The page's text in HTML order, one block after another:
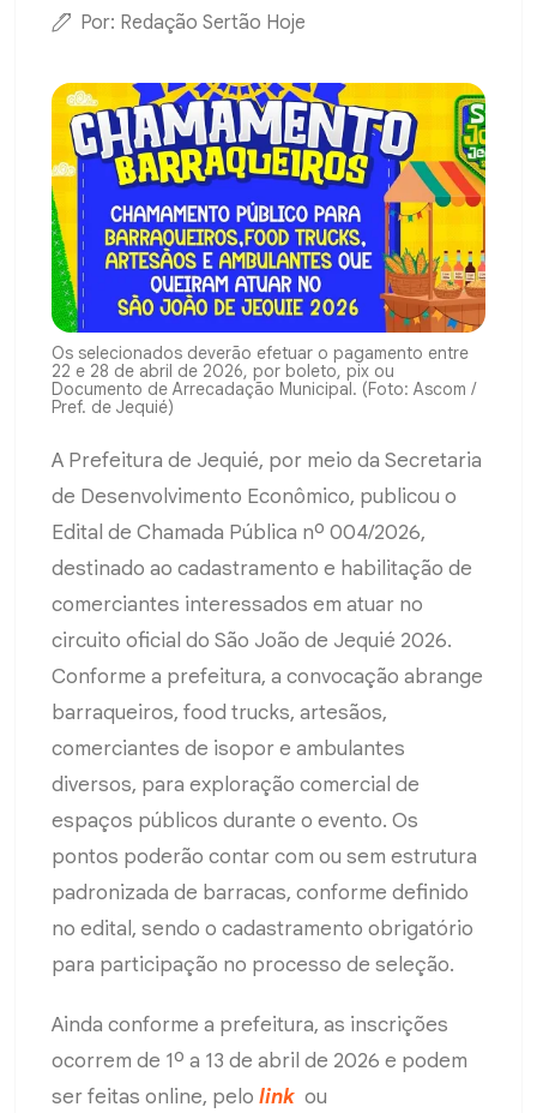
Por: Redação Sertão Hoje
Os selecionados deverão efetuar o pagamento entre
22 e 28 de abril de 2026, por boleto, pix ou
Documento de Arrecadação Municipal. (Foto: Ascom /
Pref. de Jequié)
A Prefeitura de Jequié, por meio da Secretaria
de Desenvolvimento Econômico, publicou o
Edital de Chamada Pública nº 004/2026,
destinado ao cadastramento e habilitação de
comerciantes interessados em atuar no
circuito oficial do São João de Jequié 2026.
Conforme a prefeitura, a convocação abrange
barraqueiros, food trucks, artesãos,
comerciantes de isopor e ambulantes
diversos, para exploração comercial de
espaços públicos durante o evento. Os
pontos poderão contar com ou sem estrutura
padronizada de barracas, conforme definido
no edital, sendo o cadastramento obrigatório
para participação no processo de seleção.
Ainda conforme a prefeitura, as inscrições
ocorrem de 1º a 13 de abril de 2026 e podem
ser feitas online, pelo link ou